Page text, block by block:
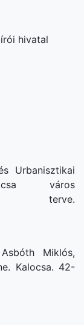
hivatal
Urbanisztikai
város
terve.
Miklós,
Kalocsa. 42-